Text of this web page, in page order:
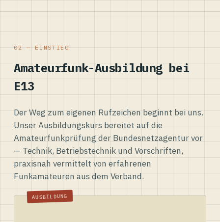
02 — EINSTIEG
Amateurfunk-Ausbildung bei
E13
Der Weg zum eigenen Rufzeichen beginnt bei uns.
Unser Ausbildungskurs bereitet auf die
Amateurfunkprüfung der Bundesnetzagentur vor
— Technik, Betriebstechnik und Vorschriften,
praxisnah vermittelt von erfahrenen
Funkamateuren aus dem Verband.